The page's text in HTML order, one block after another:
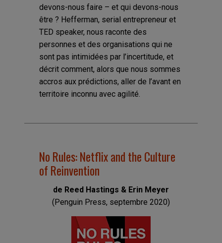
devons-nous faire – et qui devons-nous
être ? Hefferman, serial entrepreneur et
TED speaker, nous raconte des
personnes et des organisations qui ne
sont pas intimidées par l’incertitude, et
décrit comment, alors que nous sommes
accros aux prédictions, aller de l’avant en
territoire inconnu avec agilité.
No Rules: Netflix and the Culture
of Reinvention
de Reed Hastings & Erin Meyer
(Penguin Press, septembre 2020)